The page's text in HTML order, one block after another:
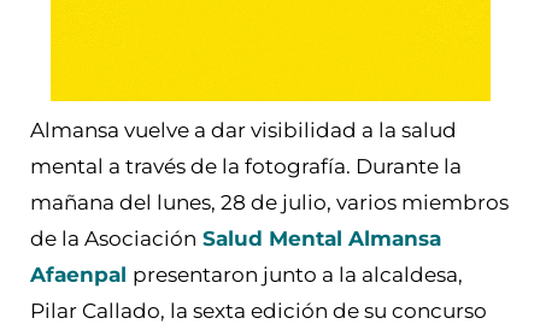
Almansa vuelve a dar visibilidad a la salud
mental a través de la fotografía. Durante la
mañana del lunes, 28 de julio, varios miembros
de la Asociación Salud Mental Almansa
Afaenpal presentaron junto a la alcaldesa,
Pilar Callado, la sexta edición de su concurso